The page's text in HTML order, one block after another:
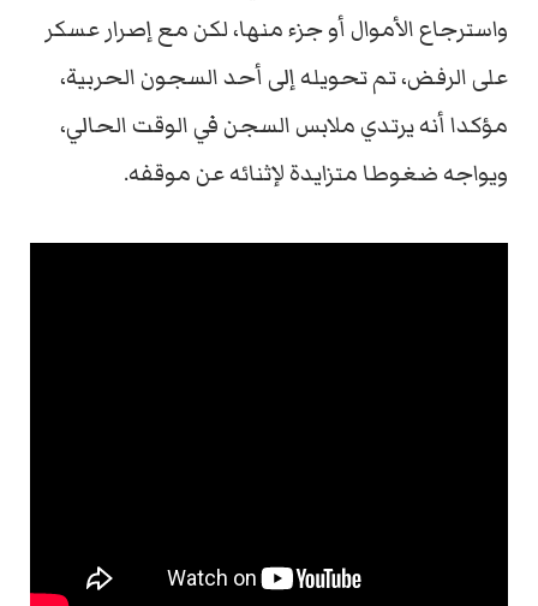
واسترجاع الأموال أو جزء منها، لكن مع إصرار عسكر
على الرفض، تم تحويله إلى أحد السجون الحربية،
مؤكدا أنه يرتدي ملابس السجن في الوقت الحالي،
ويواجه ضغوطا متزايدة لإثنائه عن موقفه.